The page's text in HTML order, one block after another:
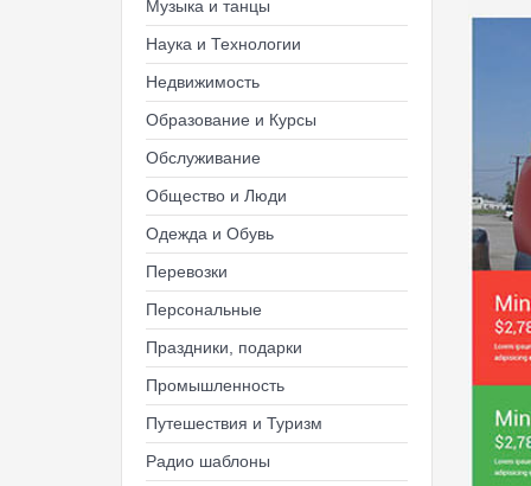
Музыка и танцы
Наука и Технологии
Недвижимость
Образование и Курсы
Обслуживание
Общество и Люди
Одежда и Обувь
Перевозки
Персональные
Праздники, подарки
Промышленность
Путешествия и Туризм
Радио шаблоны